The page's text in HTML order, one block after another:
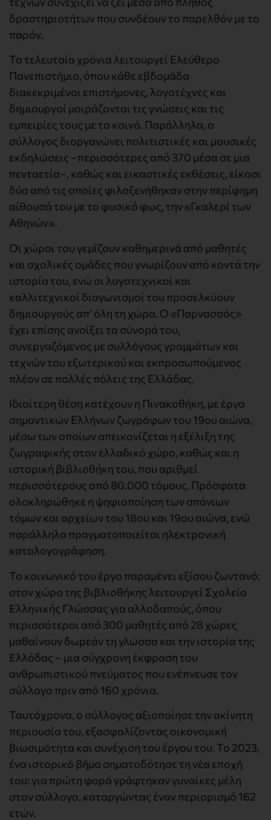
δραστηριοτήτων που συνδέουν το παρελθόν με το
παρόν.
Τα τελευταία χρόνια λειτουργεί Ελεύθερο
Πανεπιστήμιο, όπου κάθε εβδομάδα
διακεκριμένοι επιστήμονες, λογοτέχνες και
δημιουργοί μοιράζονται τις γνώσεις και τις
εμπειρίες τους με το κοινό. Παράλληλα, ο
σύλλογος διοργανώνει πολιτιστικές και μουσικές
εκδηλώσεις –περισσότερες από 370 μέσα σε μια
πενταετία–, καθώς και εικαστικές εκθέσεις, είκοσι
δύο από τις οποίες φιλοξενήθηκαν στην περίφημη
αίθουσά του με το φυσικό φως, την «Γκαλερί των
Αθηνών».
Οι χώροι του γεμίζουν καθημερινά από μαθητές
και σχολικές ομάδες που γνωρίζουν από κοντά την
ιστορία του, ενώ οι λογοτεχνικοί και
καλλιτεχνικοί διαγωνισμοί του προσελκύουν
δημιουργούς απ’ όλη τη χώρα. Ο «Παρνασσός»
έχει επίσης ανοίξει τα σύνορά του,
συνεργαζόμενος με συλλόγους γραμμάτων και
τεχνών του εξωτερικού και εκπροσωπούμενος
πλέον σε πολλές πόλεις της Ελλάδας.
Ιδιαίτερη θέση κατέχουν η Πινακοθήκη, με έργα
σημαντικών Ελλήνων ζωγράφων του 19ου αιώνα,
μέσω των οποίων απεικονίζεται η εξέλιξη της
ζωγραφικής στον ελλαδικό χώρο, καθώς και η
ιστορική βιβλιοθήκη του, που αριθμεί
περισσότερους από 80.000 τόμους. Πρόσφατα
ολοκληρώθηκε η ψηφιοποίηση των σπάνιων
τόμων και αρχείων του 18ου και 19ου αιώνα, ενώ
παράλληλα πραγματοποιείται ηλεκτρονική
καταλογογράφηση.
Το κοινωνικό του έργο παραμένει εξίσου ζωντανό:
στον χώρο της βιβλιοθήκης λειτουργεί Σχολείο
Ελληνικής Γλώσσας για αλλοδαπούς, όπου
περισσότεροι από 300 μαθητές από 28 χώρες
μαθαίνουν δωρεάν τη γλώσσα και την ιστορία της
Ελλάδας – μια σύγχρονη έκφραση του
ανθρωπιστικού πνεύματος που ενέπνευσε τον
σύλλογο πριν από 160 χρόνια.
Ταυτόχρονα, ο σύλλογος αξιοποίησε την ακίνητη
περιουσία του, εξασφαλίζοντας οικονομική
βιωσιμότητα και συνέχιση του έργου του. Το 2023,
ένα ιστορικό βήμα σηματοδότησε τη νέα εποχή
του: για πρώτη φορά γράφτηκαν γυναίκες μέλη
στον σύλλογο, καταργώντας έναν περιορισμό 162
ετών.